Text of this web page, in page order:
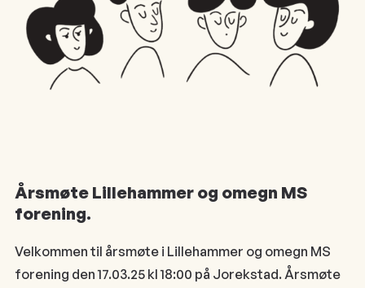
Årsmøte Lillehammer og omegn MS
forening.
Velkommen til årsmøte i Lillehammer og omegn MS
forening den 17.03.25 kl 18:00 på Jorekstad. Årsmøte